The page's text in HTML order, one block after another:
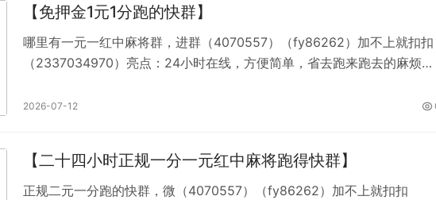
纸业 其他未分类
【免押金1元1分跑的快群】
哪里有一元一红中麻将群，进群（4070557）（fy86262）加不上就扣扣
（2337034970）亮点：24小时在线，方便简单，省去跑来跑去的麻烦，
内心独有的安宁，偷闲搓几把红中不谈胜负，老友闲话家常自在舒心。
2026-07-12
【二十四小时正规一分一元红中麻将跑得快群】
正规二元一分跑的快群，微（4070557）（fy86262）加不上就扣扣